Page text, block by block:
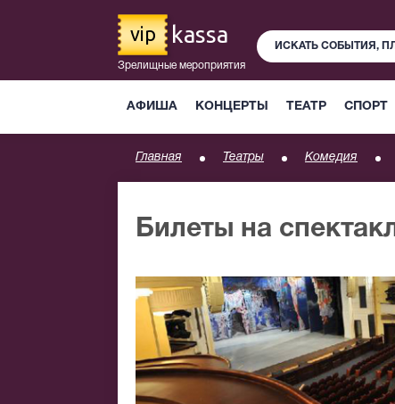
vip kassa
Зрелищные мероприятия
АФИША КОНЦЕРТЫ ТЕАТР СПОРТ
Главная Театры Комедия
Билеты на